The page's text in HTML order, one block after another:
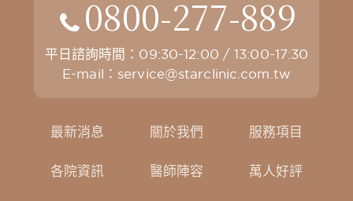
0800-277-889
平日諮詢時間：09:30-12:00 / 13:00-17:30
E-mail： service@starclinic.com.tw
最新消息 關於我們 服務項目
各院資訊 醫師陣容 萬人好評